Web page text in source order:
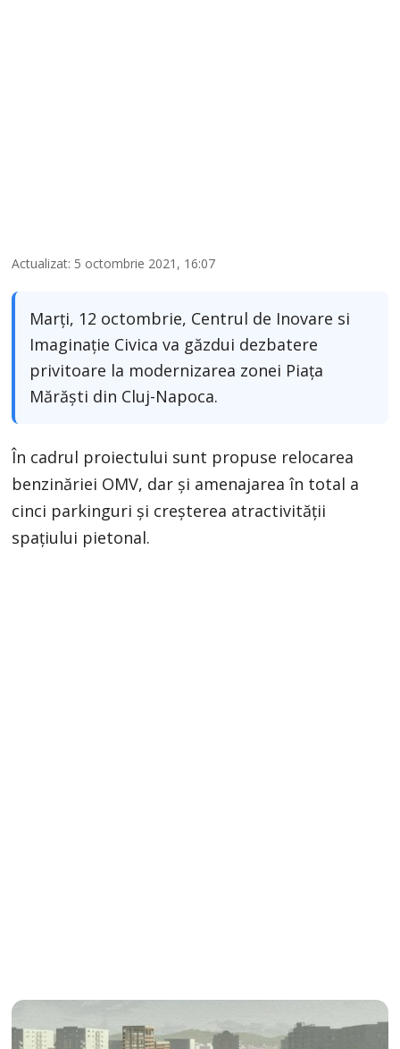
Actualizat: 5 octombrie 2021, 16:07
Marți, 12 octombrie, Centrul de Inovare si
Imaginație Civica va găzdui dezbatere
privitoare la modernizarea zonei Piața
Mărăști din Cluj-Napoca.
În cadrul proiectului sunt propuse relocarea
benzinăriei OMV, dar și amenajarea în total a
cinci parkinguri și creșterea atractivității
spațiului pietonal.